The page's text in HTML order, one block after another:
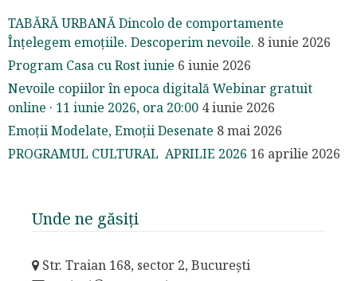
TABĂRĂ URBANĂ Dincolo de comportamente
Înțelegem emoțiile. Descoperim nevoile. 8 iunie 2026
Program Casa cu Rost iunie 6 iunie 2026
Nevoile copiilor în epoca digitală Webinar gratuit
online · 11 iunie 2026, ora 20:00 4 iunie 2026
Emoții Modelate, Emoții Desenate 8 mai 2026
PROGRAMUL CULTURAL APRILIE 2026 16 aprilie 2026
Unde ne găsiți
Str. Traian 168, sector 2, București